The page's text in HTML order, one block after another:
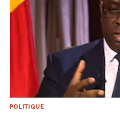
POLITIQUE